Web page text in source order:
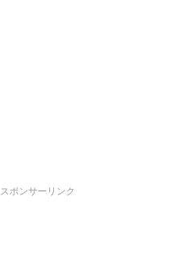
スポンサーリンク